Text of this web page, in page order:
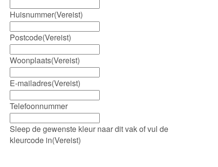
Huisnummer(Vereist)
Postcode(Vereist)
Woonplaats(Vereist)
E-mailadres(Vereist)
Telefoonnummer
Sleep de gewenste kleur naar dit vak of vul de
kleurcode in(Vereist)